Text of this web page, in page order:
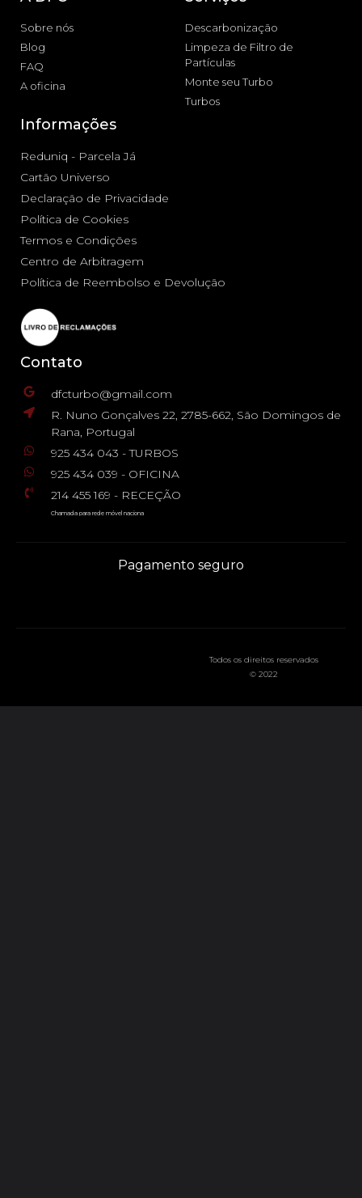
Sobre nós
Blog
FAQ
A oficina
Descarbonização
Limpeza de Filtro de
Partículas
Monte seu Turbo
Turbos
Informações
Reduniq - Parcela Já
Cartão Universo
Declaração de Privacidade
Política de Cookies
Termos e Condições
Centro de Arbitragem
Política de Reembolso e Devolução
Contato
dfcturbo@gmail.com
R. Nuno Gonçalves 22, 2785-662, São Domingos de
Rana, Portugal
925 434 043 - TURBOS
925 434 039 - OFICINA
214 455 169 - RECEÇÃO
Chamada para rede móvel naciona
Pagamento seguro
Todos os direitos reservados
© 2022